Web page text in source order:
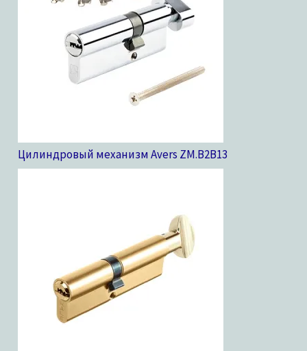
Цилиндровый механизм Avers ZM.B2B13